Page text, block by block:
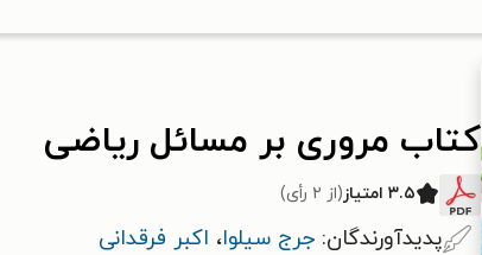
کتاب مروری بر مسائل ریاضی
۳.۵ امتیاز (از ۲ رأی)
پدیدآورندگان: جرج سیلوا، اکبر فرقدانی